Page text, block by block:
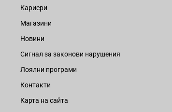
Кариери
Магазини
Новини
Сигнал за законови нарушения
Лоялни програми
Контакти
Карта на сайта